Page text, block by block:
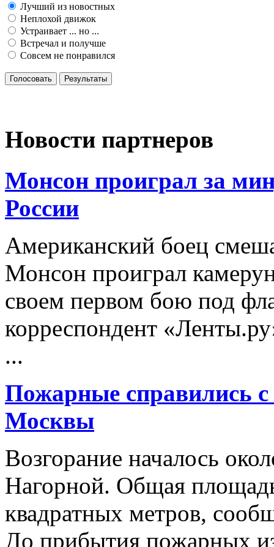
Лучший из новостных
Неплохой движок
Устраивает ... но ...
Встречал и получше
Совсем не понравился
Голосовать Результаты
Новости партнеров
Монсон проиграл за
России
Американский боец
Монсон проиграл
своем первом бою под
корреспондент
...
Пожарные справились с
Москвы
Возгорание началось
Нагорной. Общая
квадратных метров,
До прибытия пожарных